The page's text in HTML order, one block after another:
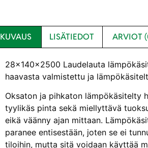
KUVAUS LISÄTIEDOT ARVIOT
28x140x2500 Laudelauta
haavasta valmistettu ja
Oksaton ja pihkaton lämpökäsitelty
tyylikäs pinta sekä miellyttävä
eikä väänny ajan mittaan.
paranee entisestään, joten se ei
tiloihin, mutta sitä voidaan käyttää